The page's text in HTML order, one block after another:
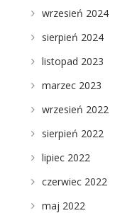
wrzesień 2024
sierpień 2024
listopad 2023
marzec 2023
wrzesień 2022
sierpień 2022
lipiec 2022
czerwiec 2022
maj 2022